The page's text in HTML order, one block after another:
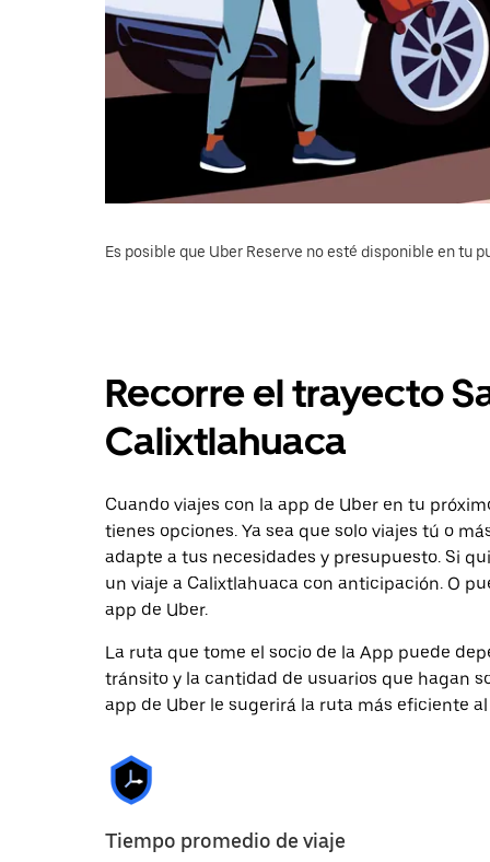
Es posible que Uber Reserve no esté disponible en tu
Recorre el trayecto
Calixtlahuaca
Cuando viajes con la app de Uber en tu
tienes opciones. Ya sea que solo viajes tú o
adapte a tus necesidades y presupuesto. Si
un viaje a Calixtlahuaca con anticipación. O
app de Uber.
La ruta que tome el socio de la App puede
tránsito y la cantidad de usuarios que hagan
app de Uber le sugerirá la ruta más eficiente
Tiempo promedio de viaje